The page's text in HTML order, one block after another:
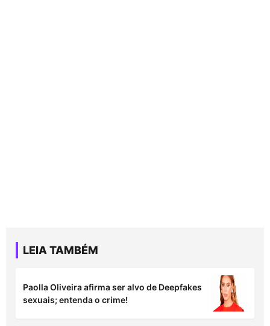
LEIA TAMBÉM
Paolla Oliveira afirma ser alvo de Deepfakes
sexuais; entenda o crime!